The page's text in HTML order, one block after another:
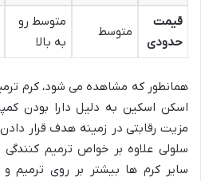
قیمت
حدودی
متوسط
متوسط رو
به بالا
همانطور که مشاهده می شود، کرم
مزیت رقابتی در زمینه هدف قرار
سلولی علاوه بر خواص ترمیم
سایر کرم ها بیشتر بر روی ترمیم